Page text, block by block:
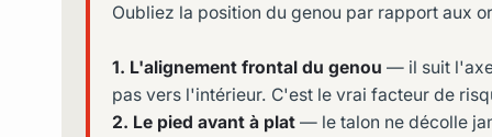
Oubliez la position du genou par rapport aux
1. L'alignement frontal du genou — il suit
pas vers l'intérieur. C'est le vrai facteur de
2. Le pied avant à plat— le talon ne décolle